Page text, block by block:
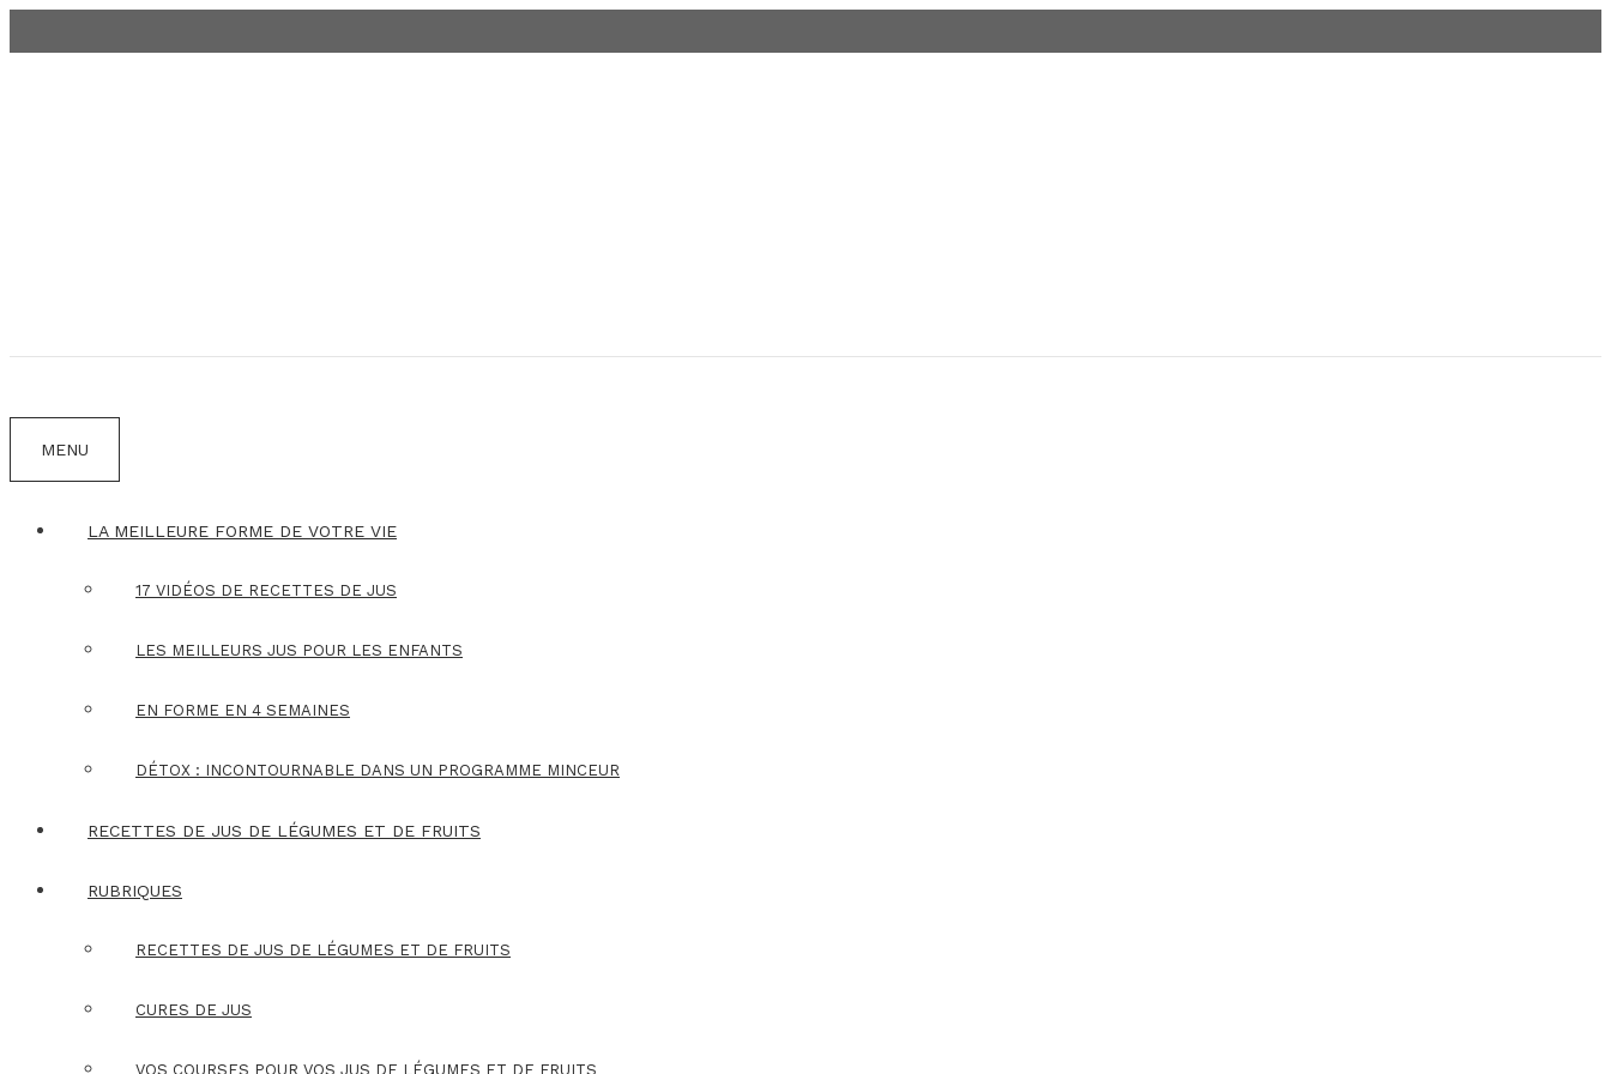
au
MENU
LA MEILLEURE FORME DE VOTRE VIE
17 VIDÉOS DE RECETTES DE JUS
LES MEILLEURS JUS POUR LES ENFANTS
EN FORME EN 4 SEMAINES
DÉTOX : INCONTOURNABLE DANS UN PROGRAMME MINCEUR
RECETTES DE JUS DE LÉGUMES ET DE FRUITS
RUBRIQUES
RECETTES DE JUS DE LÉGUMES ET DE FRUITS
CURES DE JUS
VOS COURSES POUR VOS JUS DE LÉGUMES ET DE FRUITS